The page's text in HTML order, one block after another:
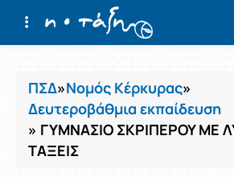
Μαθήματα
ΠΣΔ»Νομός Κέρκυρας»
Δευτεροβάθμια εκπαίδευση
» ΓΥΜΝΑΣΙΟ ΣΚΡΙΠΕΡΟΥ ΜΕ
ΤΑΞΕΙΣ